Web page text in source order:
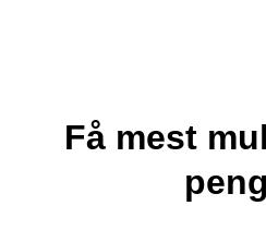
Få mest